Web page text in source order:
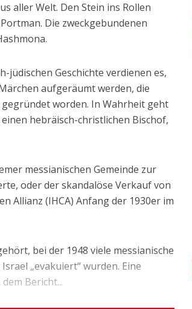
aller Welt. Den Stein ins Rollen
Die zweckgebundenen
jüdischen Geschichte verdienen es,
aufgeräumt werden, die
worden. In Wahrheit geht
hebräisch-christlichen Bischof,
messianischen Gemeinde zur
oder der skandalöse Verkauf von
Allianz (IHCA) Anfang der 1930er im
bei der 1948 viele messianische
„evakuiert“ wurden. Eine
Bericht...